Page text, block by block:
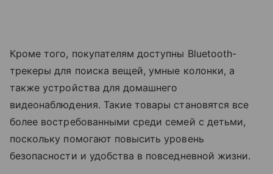
Кроме того, покупателям доступны Bluetooth-
трекеры для поиска вещей, умные колонки, а
также устройства для домашнего
видеонаблюдения. Такие товары становятся все
более востребованными среди семей с детьми,
поскольку помогают повысить уровень
безопасности и удобства в повседневной жизни.